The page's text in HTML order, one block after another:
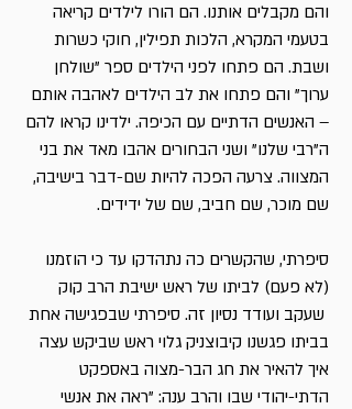
והם מקבלים אותנו. הם הורו לילדים קריאה
בטעמי המקרא, הלכות תפילין, חוקי כשרות
ושבת. הם פתחו לפני הילדים ספר "שולחן
ערוך" והם פתחו את לב הילדים לאהבה אותם
– האנשים הדתיים עם הכיפה. ילדינו קראו להם
ה"רבי שלנו" ושני הבחורים אהבו מאד את בני
המצווה. צרעה הפכה להיות שם-דבר בישיבה,
שם מוכר, שם חביב, שם של ידידים.
סיפרתי, שהקשרים כה נתהדקו עד כי הוזמנו
(לא פעם) לביתו של ראש ישיבת הרב קוק
שעקב ועודד נסיון זה. סיפרתי שבפגישה אחת
בביתו פגשנו קיבוצניק גלוי ראש שביקש עצה
איך להאיר את חג הבר-מצוה באספקט
הדתי-יהודי שבו והרב ענה: "ראה את אנשי